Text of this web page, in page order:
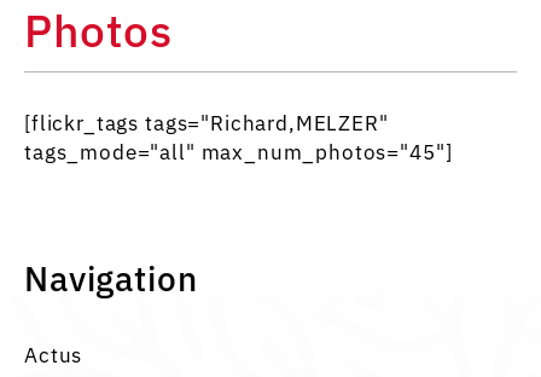
Photos
[flickr_tags tags="Richard,MELZER"
tags_mode="all" max_num_photos="45"]
Navigation
Actus